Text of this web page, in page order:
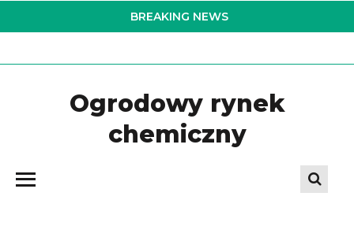
to
BREAKING NEWS
Ogrodowy rynek
chemiczny